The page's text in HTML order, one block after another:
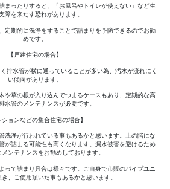
を
へ
の
まったりすると、「お風呂やトイレが使えない」など生
障を来たす恐れがあります。
定期的に洗浄をすることで詰まりを予防できるのでお勧
めです。
【戸建住宅の場合】
排水管が横に通っていることが多い為、汚水が流れにく
い傾向があります。
や草の根が入り込んでつまるケースもあり、定期的な高
水管のメンテナンスが必要です。
ションなどの集合住宅の場合】
洗浄が行われている事もあるかと思います。上の階にな
が詰まる可能性も高くなります。漏水被害を避けるため
ンテナンスをお勧めしております。
って詰まり具合は様々です。ご自身で市販のパイプユニ
、ご使用頂いた事もあるかと思います。